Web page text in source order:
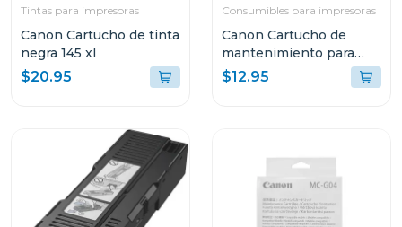
Tintas para impresoras
Canon Cartucho de tinta
negra 145 xl
$20.95
Consumibles para impresoras
Canon Cartucho de
mantenimiento para
impresoras pixma
$12.95